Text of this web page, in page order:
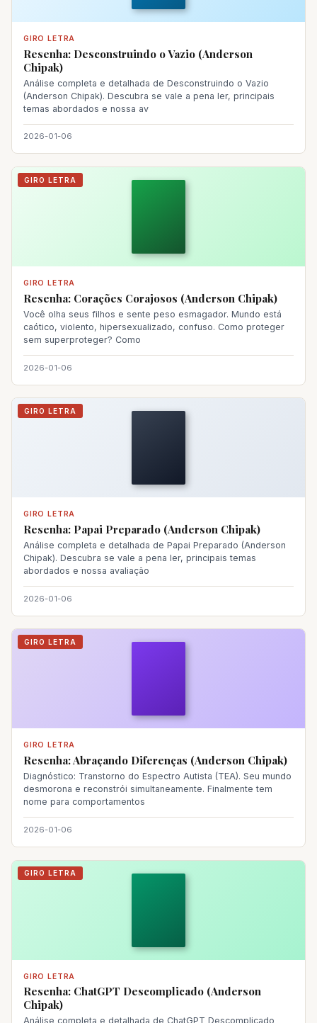
GIRO LETRA
Resenha: Desconstruindo o Vazio (Anderson
Chipak)
Análise completa e detalhada de Desconstruindo o Vazio
(Anderson Chipak). Descubra se vale a pena ler, principais
temas abordados e nossa av
2026-01-06
GIRO LETRA
GIRO LETRA
Resenha: Corações Corajosos (Anderson Chipak)
Você olha seus filhos e sente peso esmagador. Mundo está
caótico, violento, hipersexualizado, confuso. Como proteger
sem superproteger? Como
2026-01-06
GIRO LETRA
GIRO LETRA
Resenha: Papai Preparado (Anderson Chipak)
Análise completa e detalhada de Papai Preparado (Anderson
Chipak). Descubra se vale a pena ler, principais temas
abordados e nossa avaliação
2026-01-06
GIRO LETRA
GIRO LETRA
Resenha: Abraçando Diferenças (Anderson Chipak)
Diagnóstico: Transtorno do Espectro Autista (TEA). Seu mundo
desmorona e reconstrói simultaneamente. Finalmente tem
nome para comportamentos
2026-01-06
GIRO LETRA
GIRO LETRA
Resenha: ChatGPT Descomplicado (Anderson
Chipak)
Análise completa e detalhada de ChatGPT Descomplicado